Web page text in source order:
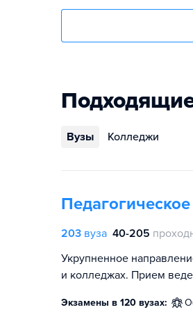
Вузы Колледжи
203 вуза 40-205
Укрупненное
и колледжах. Прием
Экзамены в 120 вузах: